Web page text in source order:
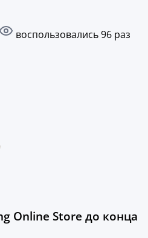
воспользовались 96 раз
Online Store до конца